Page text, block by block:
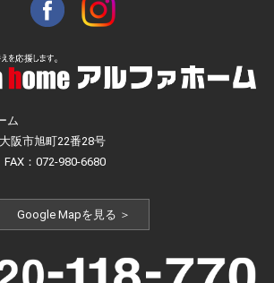
ム
阪市旭町22番28号
：072-980-6680
Google Mapを見る ＞